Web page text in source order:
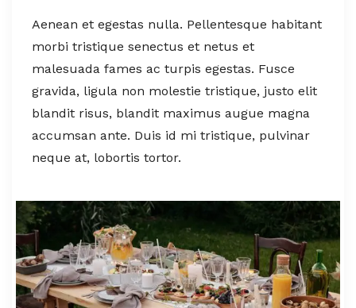
Aenean et egestas nulla. Pellentesque habitant
morbi tristique senectus et netus et
malesuada fames ac turpis egestas. Fusce
gravida, ligula non molestie tristique, justo elit
blandit risus, blandit maximus augue magna
accumsan ante. Duis id mi tristique, pulvinar
neque at, lobortis tortor.